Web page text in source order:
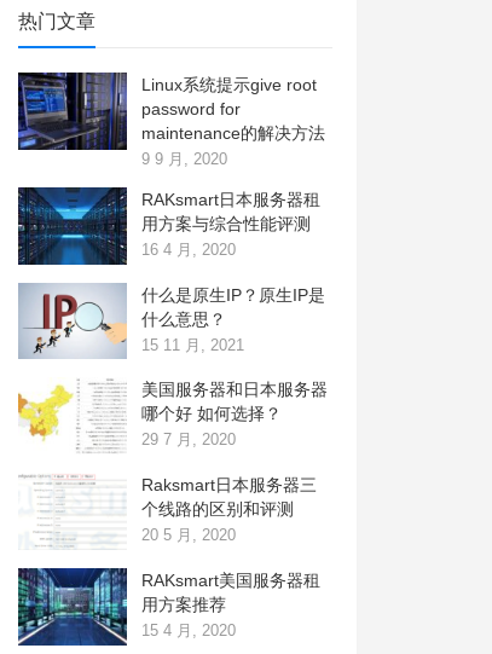
热门文章
Linux系统提示give root
password for
maintenance的解决方法
9 9 月, 2020
RAKsmart日本服务器租
用方案与综合性能评测
16 4 月, 2020
什么是原生IP？原生IP是
什么意思？
15 11 月, 2021
美国服务器和日本服务器
哪个好 如何选择？
29 7 月, 2020
Raksmart日本服务器三
个线路的区别和评测
20 5 月, 2020
RAKsmart美国服务器租
用方案推荐
15 4 月, 2020